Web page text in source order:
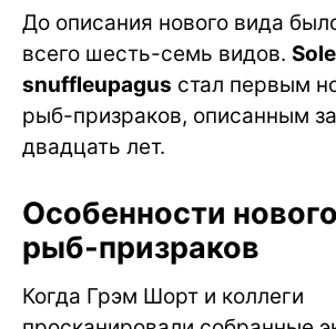
До описания нового вида
всего шесть-семь видов.
snuffleupagus стал первым
рыб-призраков, описанным
двадцать лет.
Особенности
рыб-призраков
Когда Грэм Шорт и коллеги